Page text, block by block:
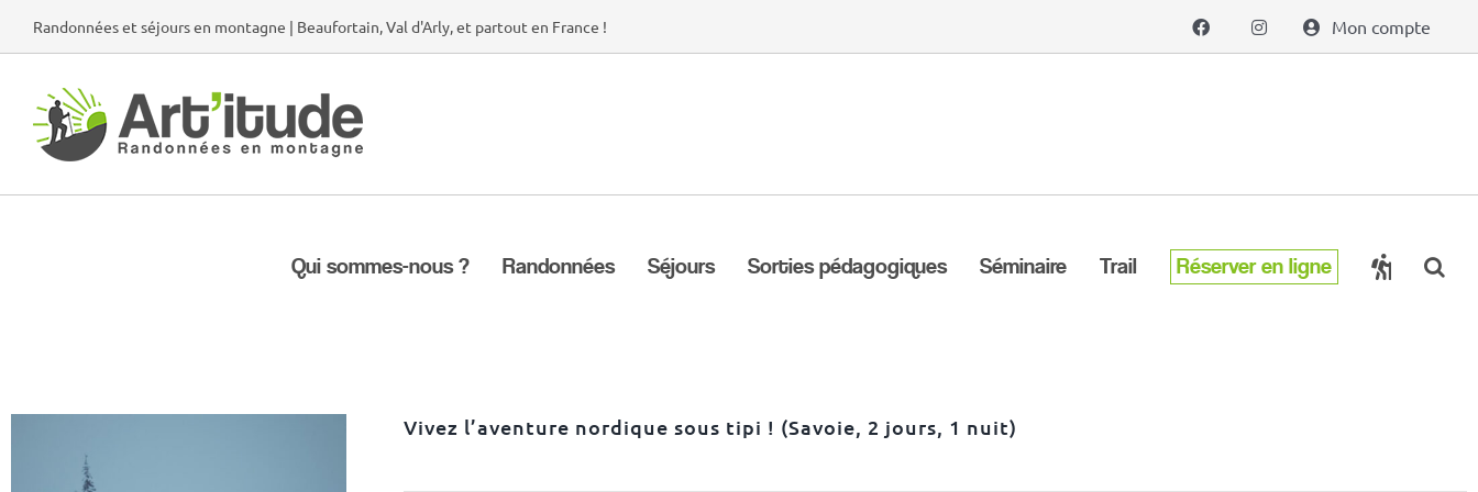
Randonnées et séjours en montagne | Beaufortain, Val d'Arly, et partout en France ! Mon compte
Qui sommes-nous ? Randonnées Séjours Sorties pédagogiques Séminaire Trail Réserver en ligne
Vivez l’aventure nordique sous tipi ! (Savoie, 2 jours, 1 nuit)